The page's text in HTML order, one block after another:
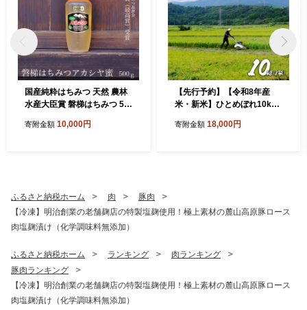
国産純粋はちみつ 天然 農林
水産大臣賞 磐梯はちみつ 50
寄附金額 10,000円
【先行予約】【令和8年産
米・新米】ひとめぼれ10kg
栽培米 令和8年10月下旬頃
寄附金額 18,000円
ふるさと納税ホーム 肉
豚肉
【冷凍】明治創業の老舗麹店の特製塩麹使用！極上素材の麓山高原豚ロース
肉塩麹漬け（化学調味料無添加）
ふるさと納税ホーム ランキング
肉ランキング
豚肉ランキング
【冷凍】明治創業の老舗麹店の特製塩麹使用！極上素材の麓山高原豚ロース
肉塩麹漬け（化学調味料無添加）